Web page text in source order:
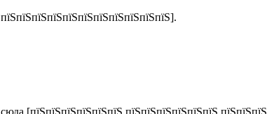
[пїЅпїЅпїЅпїЅпїЅпїЅ пїЅпїЅпїЅпїЅпїЅпїЅ пїЅпїЅпїЅ